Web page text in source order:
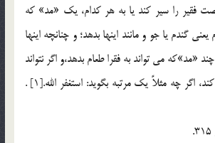
فقير را سير كند يا به هر كدام، يك «مد» كه
گندم يا جو و مانند اينها بدهد؛ و چنانچه اينها
«مد»‌كه مي تواند به فقرا طعام بدهد،‌و اگر نتواند
طعام بدهد، بايد استغفار كند، اگر چه مثلاً يك مرتبه بگويد: استغفر الله.[1] .